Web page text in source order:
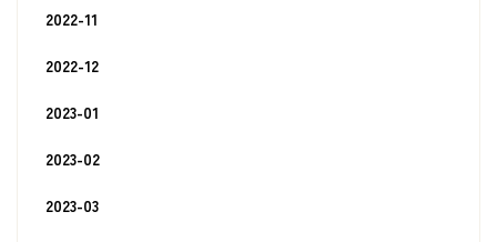
2022-11
2022-12
2023-01
2023-02
2023-03